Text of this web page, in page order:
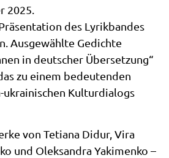
2025.
des Lyrikbandes
Ausgewählte Gedichte
in deutscher Übersetzung“
zu einem bedeutenden
ukrainischen Kulturdialogs
von Tetiana Didur, Vira
und Oleksandra Yakimenko –